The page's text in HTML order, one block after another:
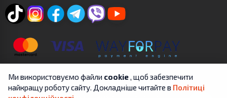
Ми використовуємо файли cookie, щоб забезпечити
найкращу роботу сайту. Докладніше читайте в Політиці